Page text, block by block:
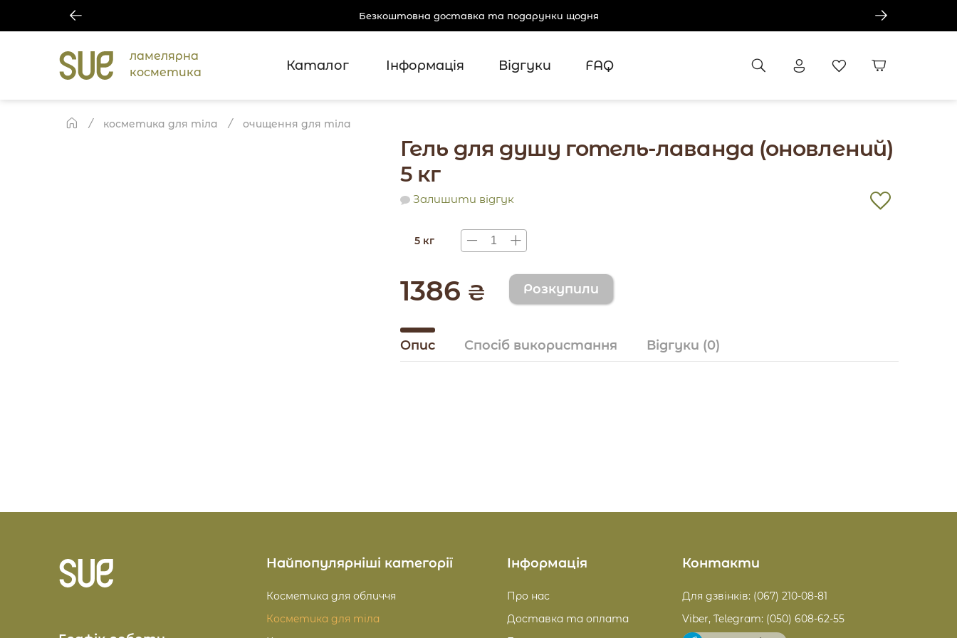
Безкоштовна доставка та подарунки щодня
ламелярна
косметика
Каталог Інформація Відгуки FAQ
косметика для тіла очищення для тіла
Гель для душу готель-лаванда (оновлений)
5 кг
Залишити відгук
5 кг
1386 ₴
Опис Спосіб використання Відгуки (0)
Найпопулярніші категорії
Косметика для обличчя
Косметика для тіла
Інформація
Про нас
Доставка та оплата
Контакти
Для дзвінків: (067) 210-08-81
Viber, Telegram: (050) 608-62-55